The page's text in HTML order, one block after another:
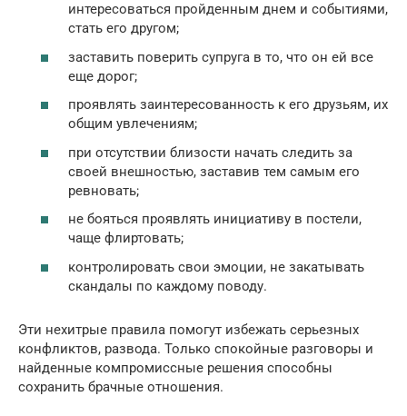
интересоваться пройденным днем и событиями,
стать его другом;
заставить поверить супруга в то, что он ей все
еще дорог;
проявлять заинтересованность к его друзьям, их
общим увлечениям;
при отсутствии близости начать следить за
своей внешностью, заставив тем самым его
ревновать;
не бояться проявлять инициативу в постели,
чаще флиртовать;
контролировать свои эмоции, не закатывать
скандалы по каждому поводу.
Эти нехитрые правила помогут избежать серьезных
конфликтов, развода. Только спокойные разговоры и
найденные компромиссные решения способны
сохранить брачные отношения.